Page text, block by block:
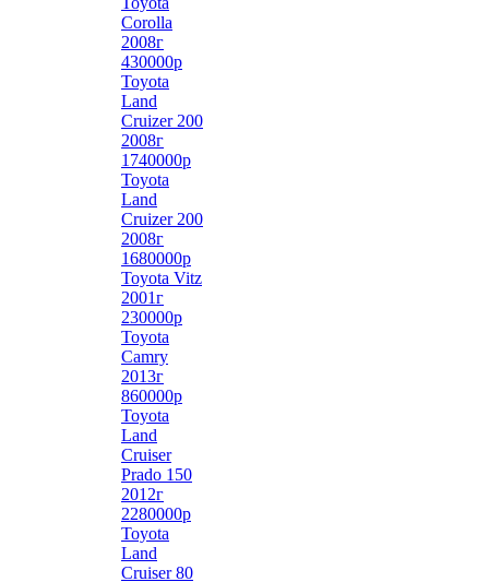
Corolla
2008г
430000р
Toyota
Land
Cruizer 200
2008г
1740000р
Toyota
Land
Cruizer 200
2008г
1680000р
Toyota Vitz
2001г
230000р
Toyota
Camry
2013г
860000р
Toyota
Land
Cruiser
Prado 150
2012г
2280000р
Toyota
Land
Cruiser 80